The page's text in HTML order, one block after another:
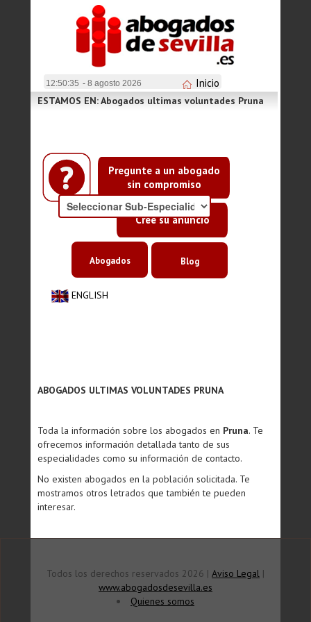
12:50:35 - 8 agosto 2026 Inicio
Pregunte a un abogado
sin compromiso
Cree su anuncio
ESTAMOS EN: Abogados ultimas voluntades Pruna
ENGLISH
Abogados Blog
ABOGADOS ULTIMAS VOLUNTADES PRUNA
Toda la información sobre los abogados en Pruna. Te
ofrecemos información detallada tanto de sus
especialidades como su información de contacto.
No existen abogados en la población solicitada. Te
mostramos otros letrados que también te pueden
interesar.
Todos los derechos reservados 2026 | Aviso Legal |
www.abogadosdesevilla.es
Quienes somos